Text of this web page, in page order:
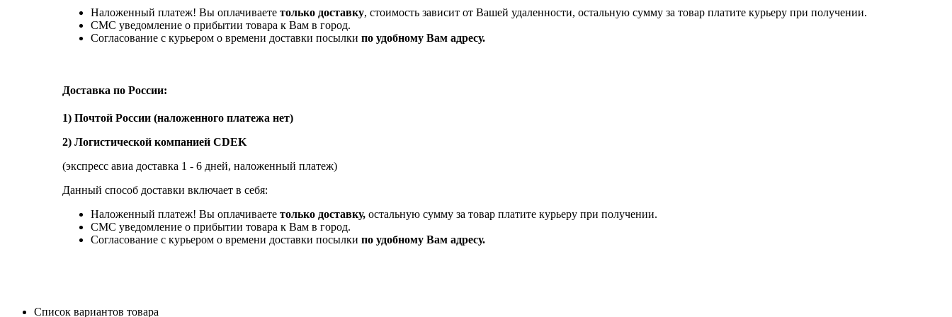
Наложенный платеж! Вы оплачиваете только доставку, стоимость зависит от Вашей удаленности, остальную сумму за товар платите курьеру при получении.
СМС уведомление о прибытии товара к Вам в город.
Согласование с курьером о времени доставки посылки по удобному Вам адресу.
Доставка по России:
1) Почтой России (наложенного платежа нет)
2) Логистической компанией CDEK
(экспресс авиа доставка 1 - 6 дней, наложенный платеж)
Данный способ доставки включает в себя:
Наложенный платеж! Вы оплачиваете только доставку, остальную сумму за товар платите курьеру при получении.
СМС уведомление о прибытии товара к Вам в город.
Согласование с курьером о времени доставки посылки по удобному Вам адресу.
Список вариантов товара